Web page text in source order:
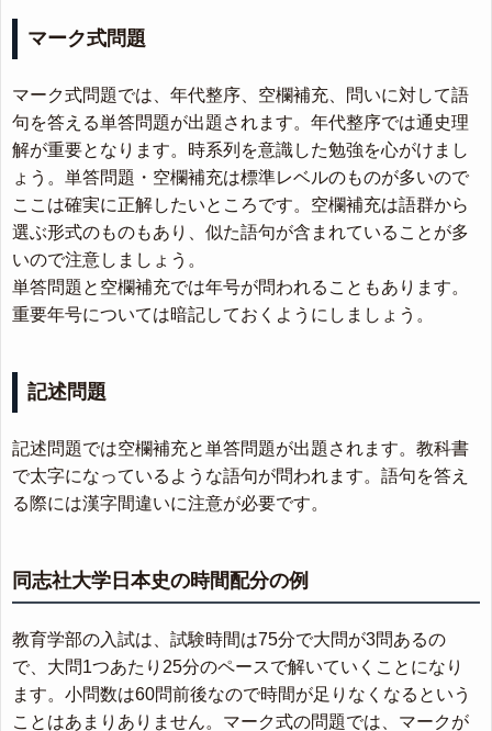
マーク式問題
マーク式問題では、年代整序、空欄補充、問いに対して語
句を答える単答問題が出題されます。年代整序では通史理
解が重要となります。時系列を意識した勉強を心がけまし
ょう。単答問題・空欄補充は標準レベルのものが多いので
ここは確実に正解したいところです。空欄補充は語群から
選ぶ形式のものもあり、似た語句が含まれていることが多
いので注意しましょう。
単答問題と空欄補充では年号が問われることもあります。
重要年号については暗記しておくようにしましょう。
記述問題
記述問題では空欄補充と単答問題が出題されます。教科書
で太字になっているような語句が問われます。語句を答え
る際には漢字間違いに注意が必要です。
同志社大学日本史の時間配分の例
教育学部の入試は、試験時間は75分で大問が3問あるの
で、大問1つあたり25分のペースで解いていくことになり
ます。小問数は60問前後なので時間が足りなくなるという
ことはあまりありません。マーク式の問題では、マークが